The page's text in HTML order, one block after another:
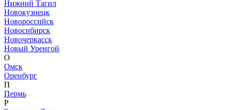
Нижний Тагил
Новокузнецк
Новороссийск
Новосибирск
Новочеркасск
Новый Уренгой
О
Омск
Оренбург
П
Пермь
Р